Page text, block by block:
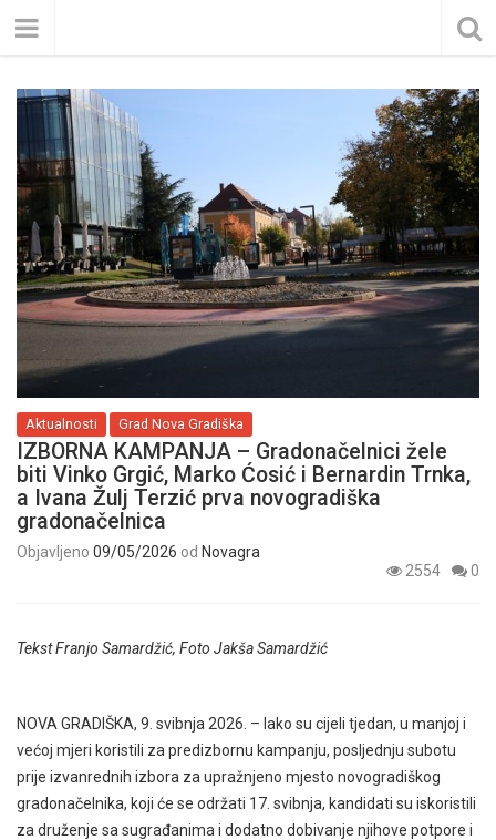
Aktualnosti Grad Nova Gradiška
IZBORNA KAMPANJA – Gradonačelnici žele
biti Vinko Grgić, Marko Ćosić i Bernardin Trnka,
a Ivana Žulj Terzić prva novogradiška
gradonačelnica
Objavljeno 09/05/2026 od Novagra
2554
0
Tekst Franjo Samardžić, Foto Jakša Samardžić
NOVA GRADIŠKA, 9. svibnja 2026. – Iako su cijeli tjedan, u manjoj i
većoj mjeri koristili za predizbornu kampanju, posljednju subotu
prije izvanrednih izbora za upražnjeno mjesto novogradiškog
gradonačelnika, koji će se održati 17. svibnja, kandidati su iskoristili
za druženje sa sugrađanima i dodatno dobivanje njihove potpore i